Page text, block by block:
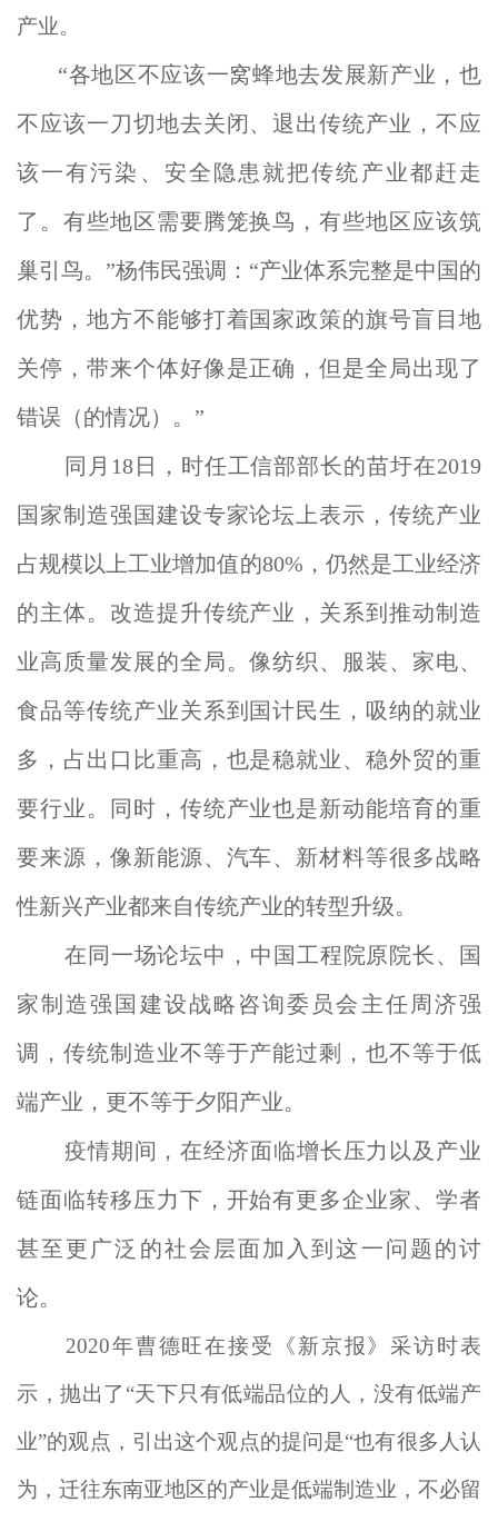
产业。
“各地区不应该一窝蜂地去发展新产业，也
不应该一刀切地去关闭、退出传统产业，不应
该一有污染、安全隐患就把传统产业都赶走
了。有些地区需要腾笼换鸟，有些地区应该筑
巢引鸟。”杨伟民强调：“产业体系完整是中国的
优势，地方不能够打着国家政策的旗号盲目地
关停，带来个体好像是正确，但是全局出现了
错误（的情况）。”
同月18日，时任工信部部长的苗圩在2019
国家制造强国建设专家论坛上表示，传统产业
占规模以上工业增加值的80%，仍然是工业经济
的主体。改造提升传统产业，关系到推动制造
业高质量发展的全局。像纺织、服装、家电、
食品等传统产业关系到国计民生，吸纳的就业
多，占出口比重高，也是稳就业、稳外贸的重
要行业。同时，传统产业也是新动能培育的重
要来源，像新能源、汽车、新材料等很多战略
性新兴产业都来自传统产业的转型升级。
在同一场论坛中，中国工程院原院长、国
家制造强国建设战略咨询委员会主任周济强
调，传统制造业不等于产能过剩，也不等于低
端产业，更不等于夕阳产业。
疫情期间，在经济面临增长压力以及产业
链面临转移压力下，开始有更多企业家、学者
甚至更广泛的社会层面加入到这一问题的讨
论。
2020年曹德旺在接受《新京报》采访时表
示，抛出了“天下只有低端品位的人，没有低端产
业”的观点，引出这个观点的提问是“也有很多人认
为，迁往东南亚地区的产业是低端制造业，不必留